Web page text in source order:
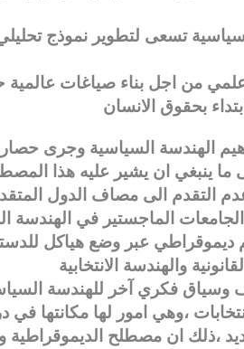
تسعى لتطوير نموذج
من اجل بناء صياغات
الهندسة السياسية وجرى
ما ينبغي ان يشير عليه هذا
الماجستير في الهندسة
عبر وضع هياكل
والهندسة الانتخابية
وسياق فكري آخر للهندسة
،وهي امور لها مكانتها
،ذلك ان مصطلح الديموقراطية